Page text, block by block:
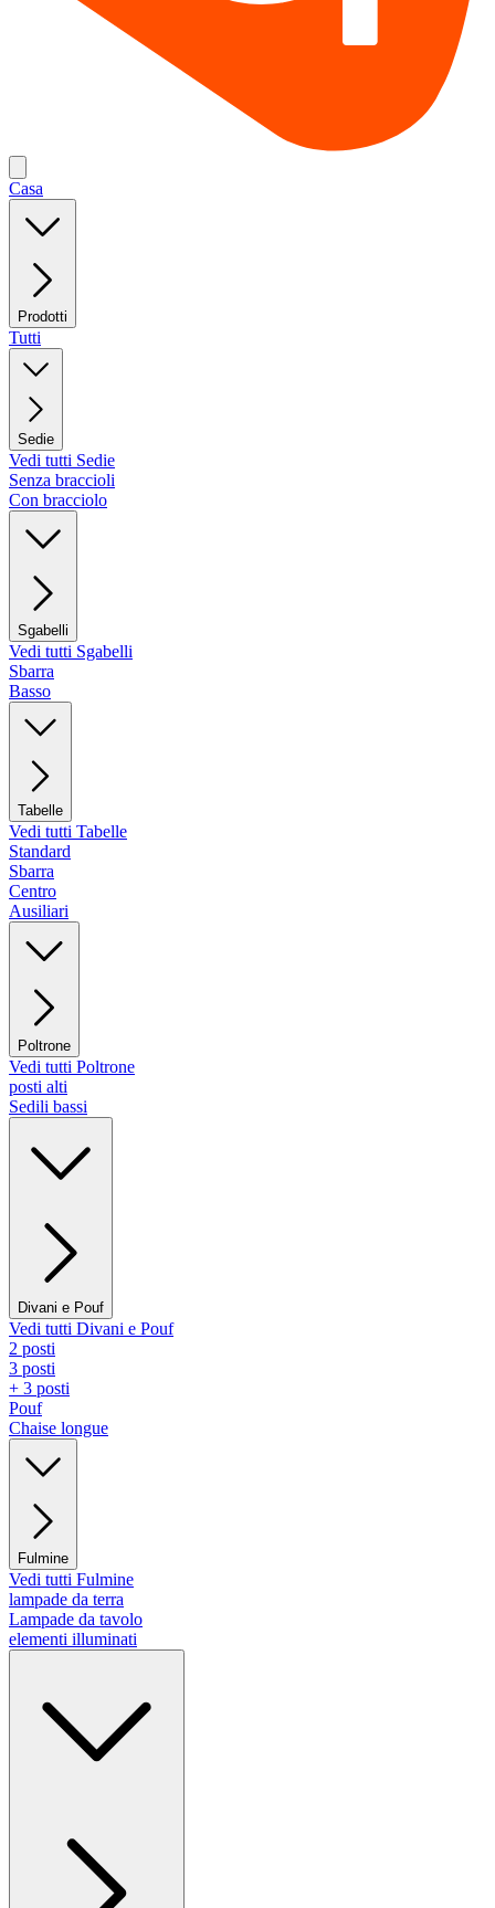
Casa
Prodotti
Tutti
Sedie
Vedi tutti Sedie
Senza braccioli
Con bracciolo
Sgabelli
Vedi tutti Sgabelli
Sbarra
Basso
Tabelle
Vedi tutti Tabelle
Standard
Sbarra
Centro
Ausiliari
Poltrone
Vedi tutti Poltrone
posti alti
Sedili bassi
Divani e Pouf
Vedi tutti Divani e Pouf
2 posti
3 posti
+ 3 posti
Pouf
Chaise longue
Fulmine
Vedi tutti Fulmine
lampade da terra
Lampade da tavolo
elementi illuminati